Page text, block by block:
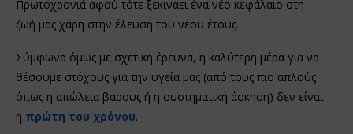
Πρωτοχρονιά αφού τότε ξεκινάει ένα νέο κεφάλαιο στη
ζωή μας χάρη στην έλευση του νέου έτους.
Σύμφωνα όμως με σχετική έρευνα, η καλύτερη μέρα για να
θέσουμε στόχους για την υγεία μας (από τους πιο απλούς
όπως η απώλεια βάρους ή η συστηματική άσκηση) δεν είναι
η πρώτη του χρόνου.